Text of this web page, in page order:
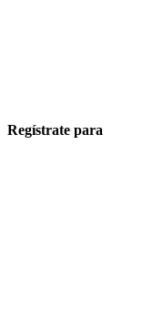
Regístrate para